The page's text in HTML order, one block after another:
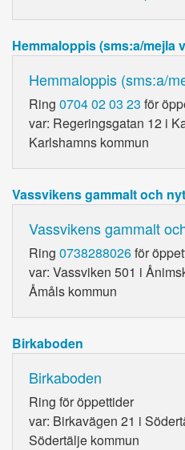
Hemmaloppis (sms:a/mejla
Hemmaloppis (sms:a/
Ring 0704 02 03 23 för
var: Regeringsgatan 12 i
Karlshamns kommun
Vassvikens gammalt och
Vassvikens gammalt
Ring 0738288026för
var: Vassviken 501 i
Åmåls kommun
Birkaboden
Birkaboden
Ring för öppettider
var: Birkavägen 21 i
Södertälje kommun